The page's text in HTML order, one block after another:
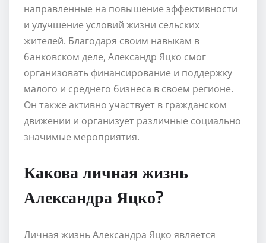
направленные на повышение эффективности
и улучшение условий жизни сельских
жителей. Благодаря своим навыкам в
банковском деле, Александр Яцко смог
организовать финансирование и поддержку
малого и среднего бизнеса в своем регионе.
Он также активно участвует в гражданском
движении и организует различные социально
значимые мероприятия.
Какова личная жизнь
Александра Яцко?
Личная жизнь Александра Яцко является